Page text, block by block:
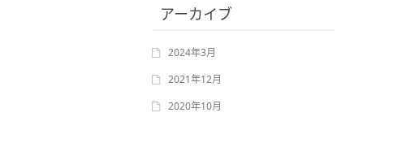
アーカイブ
2024年3月
2021年12月
2020年10月